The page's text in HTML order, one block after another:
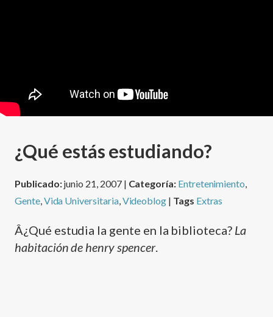
¿Qué estás estudiando?
Publicado:junio 21, 2007 | Categoría: Entretenimiento
Gente, Vida Universitaria, Videoblog | Tags Extras
Â¿Qué estudia la gente en la biblioteca? La
habitación de henry spencer.